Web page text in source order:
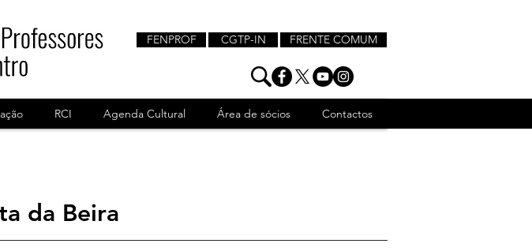
FENPROF CGTP-IN FRENTE COMUM
RCI Agenda Cultural Área de sócios Contactos
da Beira